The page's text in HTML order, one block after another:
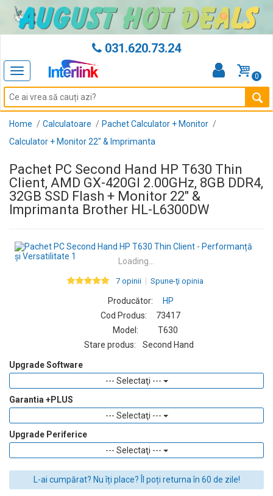
031.620.73.24
Toggle
navigation
0
Home Calculatoare
Pachet Calculator + Monitor
Calculator + Monitor 22" & Imprimanta
Pachet PC Second Hand HP T630 Thin
Client, AMD GX-420GI 2.00GHz, 8GB DDR4,
32GB SSD Flash + Monitor 22" &
Imprimanta Brother HL-L6300DW
Loading...
7 opinii Spune-ţi opinia
Producător:
HP
Cod Produs:
73417
Model:
T630
Stare produs:
Second Hand
Upgrade Software
--- Selectaţi ---
Garantia +PLUS
--- Selectaţi ---
Upgrade Periferice
--- Selectaţi ---
L-ai cumpărat? Nu îți place? Îl poți returna în 60 de zile!